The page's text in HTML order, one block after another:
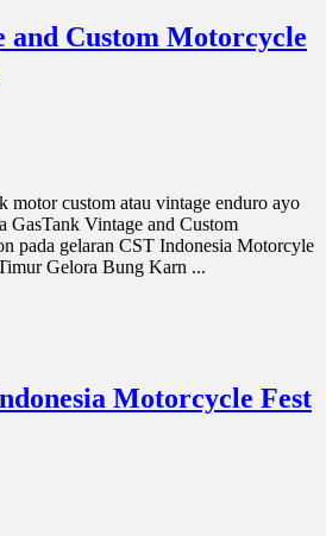
and Custom Motorcycle
custom atau vintage enduro ayo
GasTank Vintage and Custom
pada gelaran CST Indonesia Motorcyle
Gelora Bung Karn ...
Motorcycle Fest